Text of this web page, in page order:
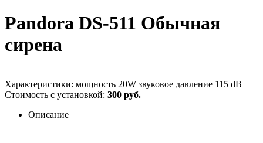
Pandora DS-511 Обычная
сирена
Характеристики: мощность 20W звуковое давление 115 dB
Стоимость с установкой: 300 руб.
Описание